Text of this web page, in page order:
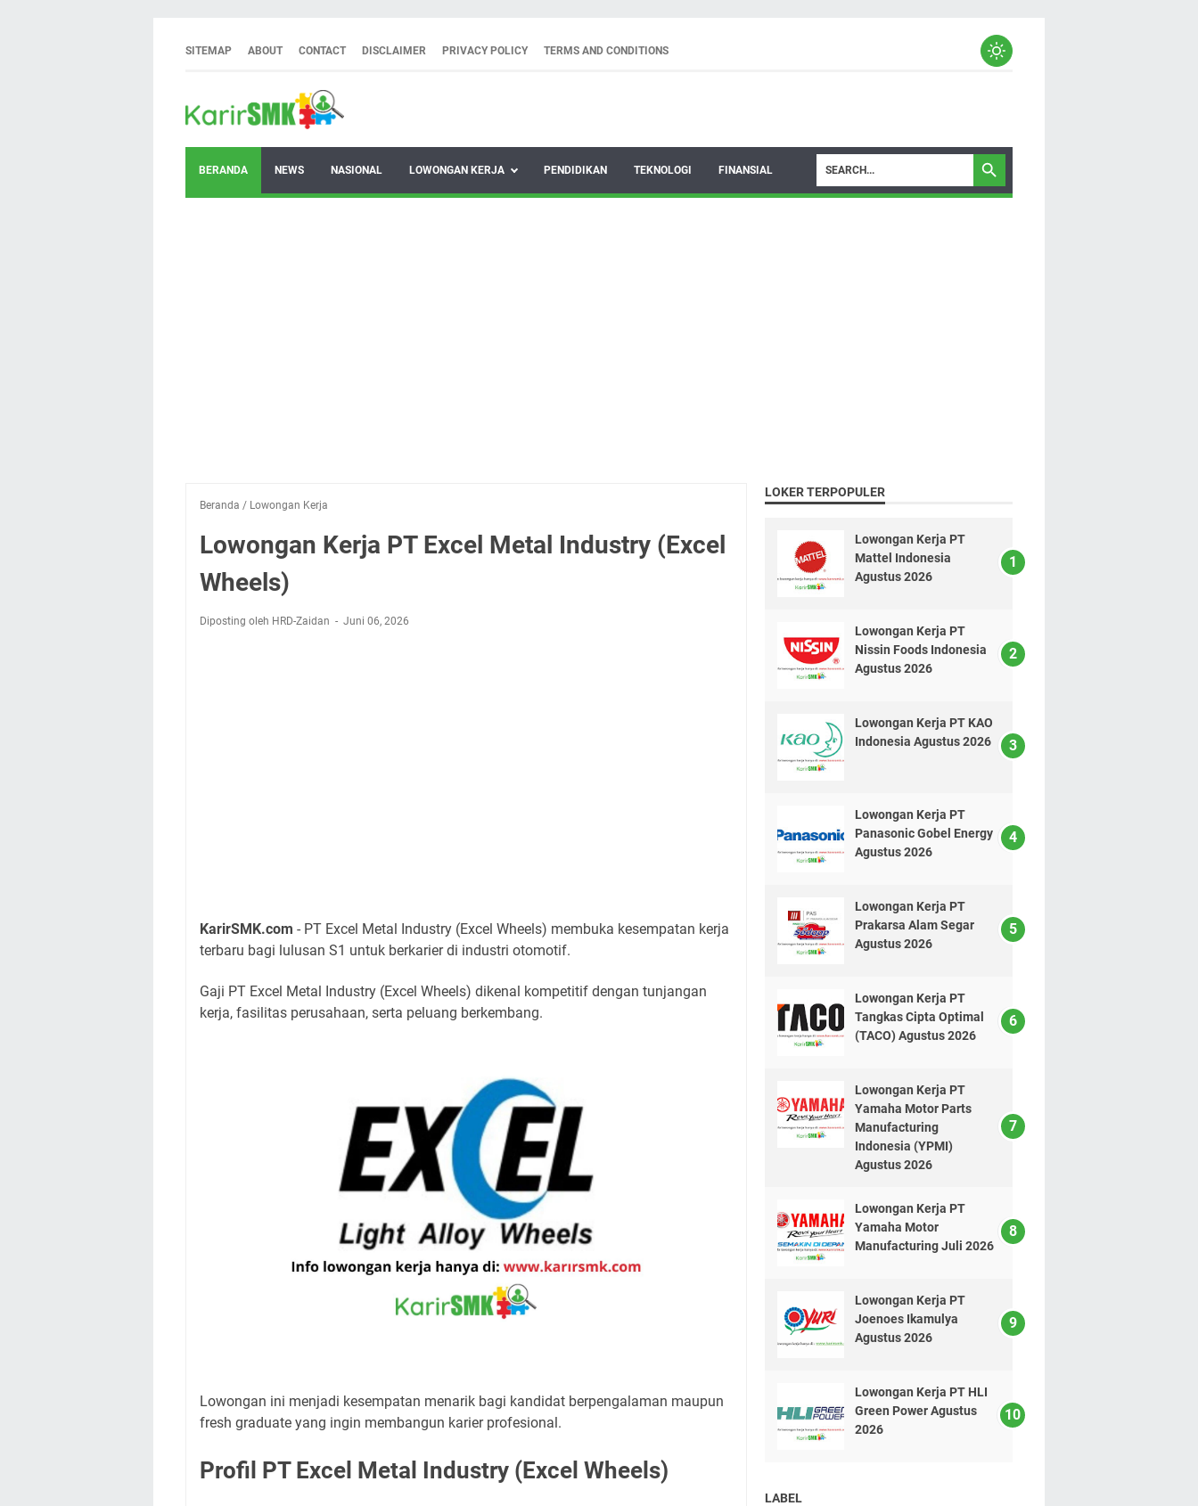
SITEMAP ABOUT CONTACT DISCLAIMER PRIVACY POLICY TERMS AND CONDITIONS
BERANDA NEWS NASIONAL LOWONGAN KERJA PENDIDIKAN TEKNOLOGI FINANSIAL
Beranda / Lowongan Kerja
Lowongan Kerja PT Excel Metal Industry (Excel
Wheels)
Diposting oleh HRD-Zaidan Juni 06, 2026
KarirSMK.com - PT Excel Metal Industry (Excel Wheels) membuka kesempatan kerja
terbaru bagi lulusan S1 untuk berkarier di industri otomotif.
Gaji PT Excel Metal Industry (Excel Wheels) dikenal kompetitif dengan tunjangan
kerja, fasilitas perusahaan, serta peluang berkembang.
Lowongan ini menjadi kesempatan menarik bagi kandidat berpengalaman maupun
fresh graduate yang ingin membangun karier profesional.
Profil PT Excel Metal Industry (Excel Wheels)
LOKER TERPOPULER
Lowongan Kerja PT
Mattel Indonesia
Agustus 2026
Lowongan Kerja PT
Nissin Foods Indonesia
Agustus 2026
Lowongan Kerja PT KAO
Indonesia Agustus 2026
Lowongan Kerja PT
Panasonic Gobel Energy
Agustus 2026
Lowongan Kerja PT
Prakarsa Alam Segar
Agustus 2026
Lowongan Kerja PT
Tangkas Cipta Optimal
(TACO) Agustus 2026
Lowongan Kerja PT
Yamaha Motor Parts
Manufacturing
Indonesia (YPMI)
Agustus 2026
Lowongan Kerja PT
Yamaha Motor
Manufacturing Juli 2026
Lowongan Kerja PT
Joenoes Ikamulya
Agustus 2026
Lowongan Kerja PT HLI
Green Power Agustus
2026
LABEL